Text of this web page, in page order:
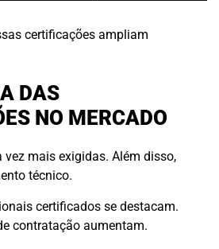
certificações ampliam
DAS
NO MERCADO
vez mais exigidas. Além disso,
técnico.
certificados se destacam.
contratação aumentam.